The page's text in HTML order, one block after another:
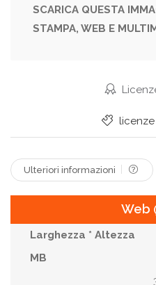
Paesaggio Urbano
Lavoro Di Squadra
Sala
Impiegato
Gruppo Di Persone Vita
Luogo Di Lavoro Ora Di
SCARICA QUESTA
STAMPA, WEB E
Ulteriori informazioni
Web